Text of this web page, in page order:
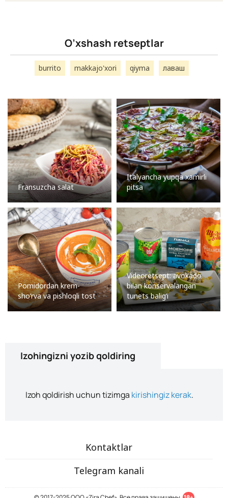
O’xshash retseptlar
burrito makkajo'xori qiyma лаваш
Fransuzcha salat
Italyancha yupqa xamirli
pitsa
Pomidordan krem-
sho’rva va pishloqli tost
Videoretsept: avokado
bilan konservalangan
tunets balig’i
Izohingizni yozib qoldiring
Izoh qoldirish uchun tizimga kirishingiz kerak.
Kontaktlar
Telegram kanali